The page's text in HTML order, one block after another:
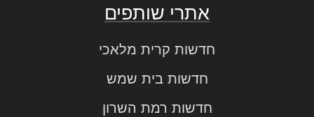
אתרי שותפים
חדשות קרית מלאכי
חדשות בית שמש
חדשות רמת השרון